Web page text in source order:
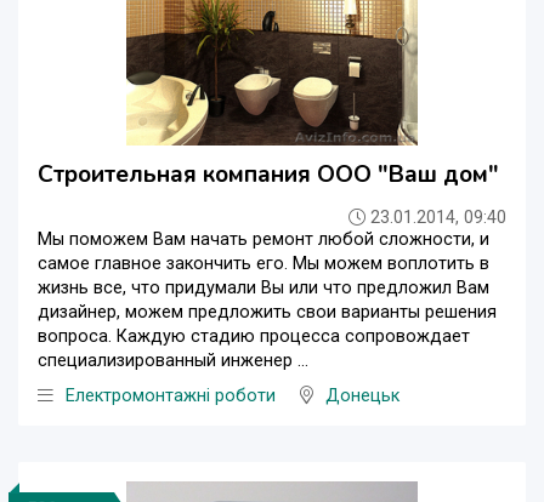
Строительная компания ООО "Ваш дом"
23.01.2014, 09:40
Мы поможем Вам начать ремонт любой сложности, и
самое главное закончить его. Мы можем воплотить в
жизнь все, что придумали Вы или что предложил Вам
дизайнер, можем предложить свои варианты решения
вопроса. Каждую стадию процесса сопровождает
специализированный инженер ...
Електромонтажні роботи
Донецьк